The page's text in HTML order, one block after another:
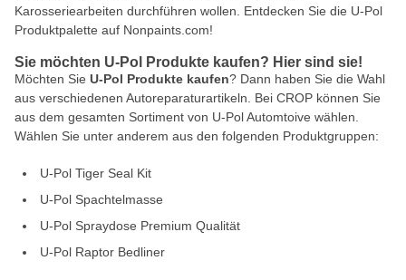
Karosseriearbeiten durchführen wollen. Entdecken Sie die U-Pol
Produktpalette auf Nonpaints.com!
Sie möchten U-Pol Produkte kaufen? Hier sind sie!
Möchten Sie U-Pol Produkte kaufen? Dann haben Sie die Wahl
aus verschiedenen Autoreparaturartikeln. Bei CROP können Sie
aus dem gesamten Sortiment von U-Pol Automtoive wählen.
Wählen Sie unter anderem aus den folgenden Produktgruppen:
U-Pol Tiger Seal Kit
U-Pol Spachtelmasse
U-Pol Spraydose Premium Qualität
U-Pol Raptor Bedliner